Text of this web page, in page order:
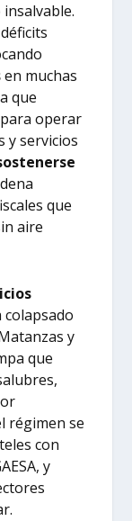
en muchas
que
operar
y servicios
que
aire
colapsado
y
que
régimen se
con
y